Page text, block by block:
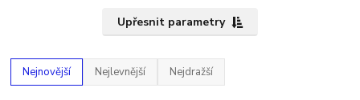
Upřesnit parametry
Nejnovější Nejlevnější Nejdražší